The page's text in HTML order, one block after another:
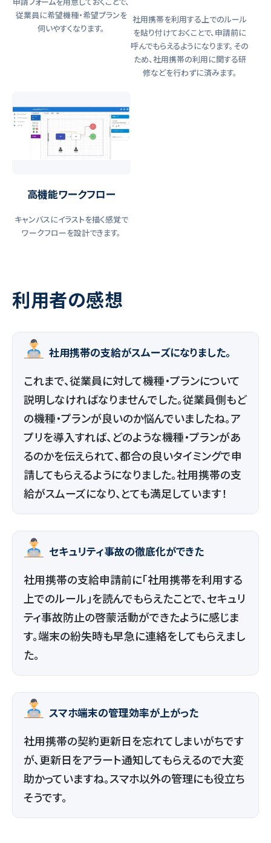
従業員に希望機種・希望プランを
伺いやすくなります。
社用携帯を利用する上でのルール
を貼り付けておくことで、申請前に
呼んでもらえるようになります。その
ため、社用携帯の利用に関する研
修などを行わずに済みます。
高機能ワークフロー
キャンバスにイラストを描く感覚で
ワークフローを設計できます。
利用者の感想
社用携帯の支給がスムーズになりました。
これまで、従業員に対して機種・プランについて
説明しなければなりませんでした。従業員側もど
の機種・プランが良いのか悩んでいましたね。ア
プリを導入すれば、どのような機種・プランがあ
るのかを伝えられて、都合の良いタイミングで申
請してもらえるようになりました。社用携帯の支
給がスムーズになり、とても満足しています！
セキュリティ事故の徹底化ができた
社用携帯の支給申請前に「社用携帯を利用する
上でのルール」を読んでもらえたことで、セキュリ
ティ事故防止の啓蒙活動ができたように感じま
す。端末の紛失時も早急に連絡をしてもらえまし
た。
スマホ端末の管理効率が上がった
社用携帯の契約更新日を忘れてしまいがちです
が、更新日をアラート通知してもらえるので大変
助かっていますね。スマホ以外の管理にも役立ち
そうです。